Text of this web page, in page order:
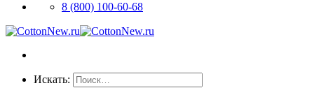
8 (800) 100-60-68
Искать: